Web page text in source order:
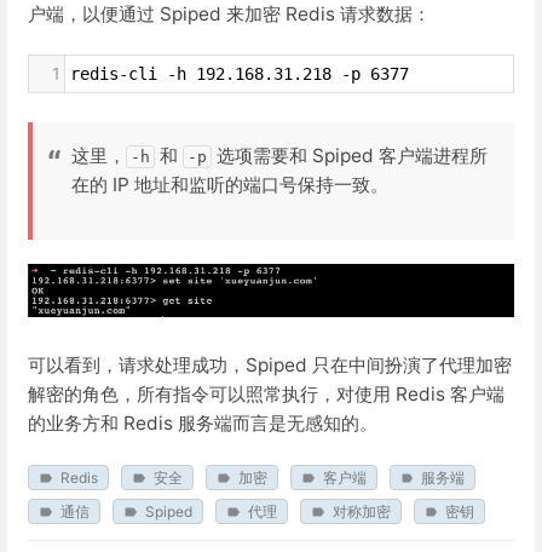
户端，以便通过 Spiped 来加密 Redis 请求数据：
1 redis-cli -h 192.168.31.218 -p 6377
这里， -h 和 -p 选项需要和 Spiped 客户端进程所
在的 IP 地址和监听的端口号保持一致。
可以看到，请求处理成功，Spiped 只在中间扮演了代理加密
解密的角色，所有指令可以照常执行，对使用 Redis 客户端
的业务方和 Redis 服务端而言是无感知的。
Redis 安全 加密 客户端
服务端
通信
Spiped 代理 对称加密 密钥